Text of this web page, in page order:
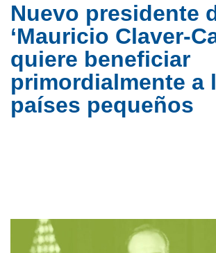
Nuevo presidente
‘Mauricio Claver-
quiere beneficiar
primordialmente a
países pequeños